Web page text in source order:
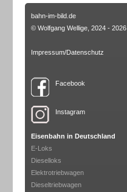
bahn-im-bild.de
© Wolfgang Wellige, 2024 - 2026
Impressum/Datenschutz
Facebook
Instagram
Eisenbahn in Deutschland
E-Loks
Dieselloks
Elektrotriebwagen
Dieseltriebwagen